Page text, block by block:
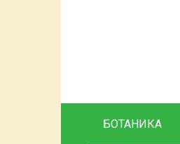
БОТАНИКА